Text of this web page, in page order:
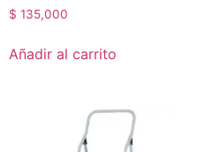
$ 135,000
Añadir al carrito